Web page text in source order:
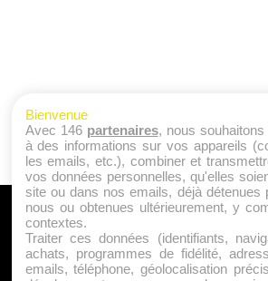
A PROPOS
Qui sommes nous ?
Mentions Légales
Bienvenue
Avec 146 partenaires, nous
à des informations sur vos appareils
les emails, etc.), combiner et
vos données personnelles, qu'elles
site ou dans nos emails, déjà détenues
nous ou obtenues ultérieurement, y
contextes.
Traiter ces données (identifiants,
achats, programmes de fidélité,
emails, téléphone, géolocalisation